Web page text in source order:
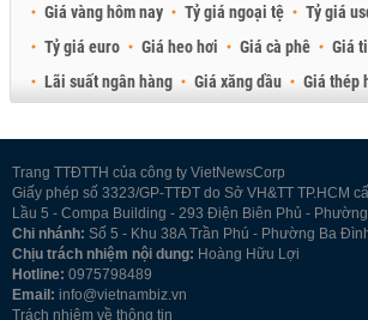
Giá vàng hôm nay Tỷ giá ngoại tệ Tỷ giá
Tỷ giá euro
Giá heo hơi Giá cà phê
Giá
Lãi suất ngân hàng
Giá xăng dầu
Giá thép
Trang TTĐTTH của công ty VietNewsCorp
Giấy phép số 3323/GP-TTĐT do Sở VH&TT TP.HCM
Lầu 5 - Compa Building - 293 Điện Biên Phủ -
Chi nhánh: Số 5 - Khu 38A Trần Phú - Phường Ba
Chịu trách nhiệm nội dung: Hoàng Hữu Lợi
Hotline: 0975798489
Email: info@vietnambiz.vn
Trách nhiệm về thông tin